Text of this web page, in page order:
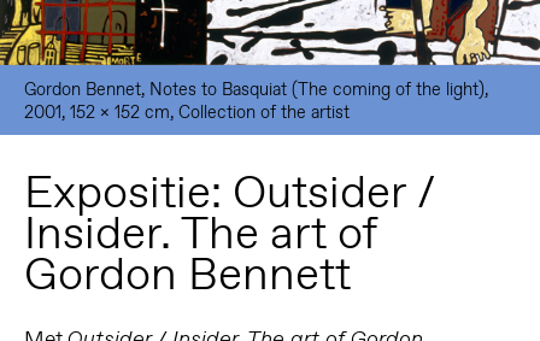
Gordon Bennet, Notes to Basquiat (The coming of the light),
2001, 152 x 152 cm, Collection of the artist
Expositie: Outsider /
Insider. The art of
Gordon Bennett